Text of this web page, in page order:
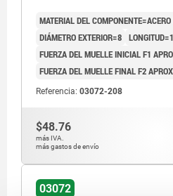
MATERIAL DEL
DIÁMETRO EXTERIOR=8
FUERZA DEL MUELLE INICIAL F1
FUERZA DEL MUELLE FINAL F2
Referencia: 03072-208
$48.76
más IVA.
más gastos de envío
03072